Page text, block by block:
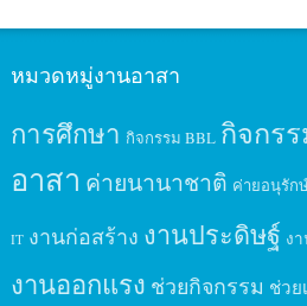
หมวดหมู่งานอาสา
การศึกษา กิจกรรม BBL กิจกร
อาสา ค่ายนานาชาติ ค่ายอนุรัก
IT งานก่อสร้าง งานประดิษฐ์ ง
งานออกแรง ช่วยกิจกรรม ช่วย